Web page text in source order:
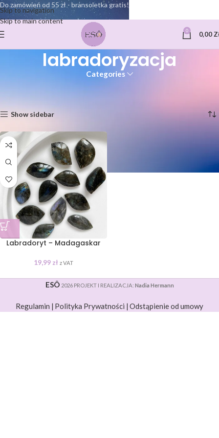
Skip to navigation
Skip to main content
0 0,00
labradoryzacja
Categories
Show sidebar
Labradoryt – Madagaskar
19,99 zł z VAT
ESÔ 2026 PROJEKT I REALIZACJA: Nadia Hermann
Regulamin | Polityka Prywatności | Odstąpienie od umowy
Do zamówień od 55 zł - bransoletka gratis!